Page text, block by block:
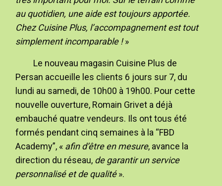
au quotidien, une aide est toujours apportée.
Chez Cuisine Plus, l’accompagnement est tout
simplement incomparable !»
Le nouveau magasin Cuisine Plus de
Persan accueille les clients 6 jours sur 7, du
lundi au samedi, de 10h00 à 19h00. Pour cette
nouvelle ouverture, Romain Grivet a déjà
embauché quatre vendeurs. Ils ont tous été
formés pendant cinq semaines à la “FBD
Academy”, « afin d’être en mesure, avance la
direction du réseau, de garantir un service
personnalisé et de qualité».